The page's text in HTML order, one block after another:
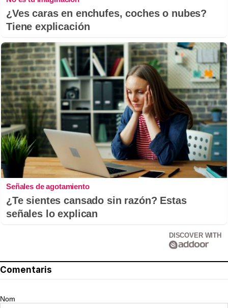
¿Ves caras en enchufes, coches o nubes?
Tiene explicación
Señales de agotamiento
¿Te sientes cansado sin razón? Estas
señales lo explican
DISCOVER WITH
Comentaris
Nom